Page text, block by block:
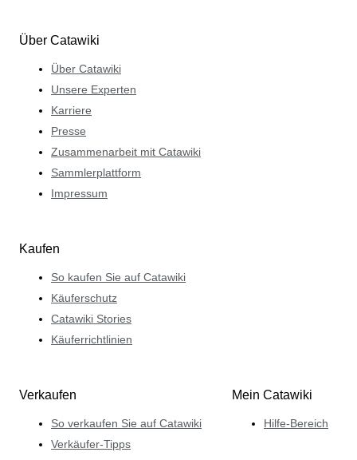
Über Catawiki
Über Catawiki
Unsere Experten
Karriere
Presse
Zusammenarbeit mit Catawiki
Sammlerplattform
Impressum
Kaufen
So kaufen Sie auf Catawiki
Käuferschutz
Catawiki Stories
Käuferrichtlinien
Verkaufen
So verkaufen Sie auf Catawiki
Verkäufer-Tipps
Mein Catawiki
Hilfe-Bereich